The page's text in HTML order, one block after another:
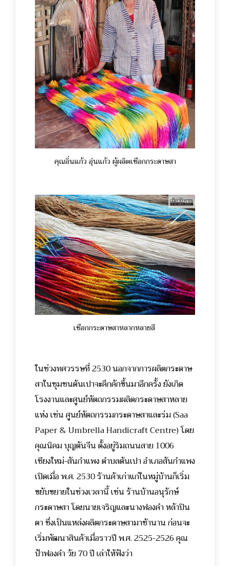
คุณอิ่นแก้ว อุ่นแก้ว ผู้ผลิตเชือกกระดาษสา
เชือกกระดาษสาหลากหลายสี
ในช่วงทศวรรษที่ 2530 นอกจากการผลิตกระดาษ
สาในชุมชนต้นเปาจะคึกคักขึ้นมาอีกครั้ง ยังเกิด
โรงงานและศูนย์หัตถกรรมผลิตกระดาษสาหลาย
แห่ง เช่น ศูนย์หัตถกรรมกระดาษสาและร่ม (Saa
Paper & Umbrella Handicraft Centre) โดย
คุณนิคม บุญตันจีน ตั้งอยู่ริมถนนสาย 1006
เชียงใหม่-สันกำแพง ตำบลต้นเปา อำเภอสันกำแพง
เปิดเมื่อ พ.ศ. 2530 ร้านค้าเก่าแก่ในหมู่บ้านก็เริ่ม
ขยับขยายในช่วงเวลานี้ เช่น ร้านบ้านอนุรักษ์
กระดาษสา โดยนายเจริญและนางฟองคำ หล้าปิน
ตา ซึ่งเป็นแหล่งผลิตกระดาษสามาช้านาน ก่อนจะ
เริ่มพัฒนาสินค้าเมื่อราวปี พ.ศ. 2525-2526 คุณ
ป้าฟองคำ วัย 70 ปี เล่าให้ฟังว่า